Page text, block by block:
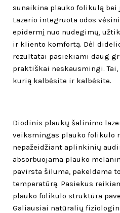
sunaikina plauko folikulą
Lazerio integruota odos
epidermį nuo nudegimų,
ir kliento komfortą. Dėl
rezultatai pasiekiami daug
praktiškai neskausmingi. Tai,
kurią kalbėsite ir kalbėsite.
Diodinis plaukų šalinimo
veiksmingas plauko folikulo
nepažeidžiant aplinkinių
absorbuojama plauko
pavirsta šiluma, pakeldama
temperatūrą. Pasiekus
plauko folikulo struktūra
Galiausiai natūralių